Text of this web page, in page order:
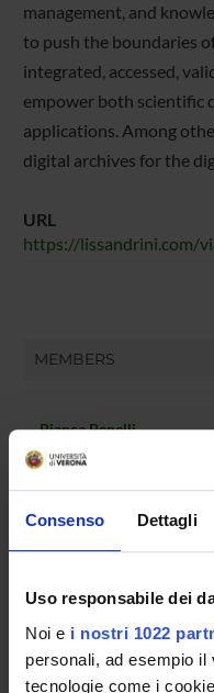
Consenso Dettagli
Uso responsabile dei
Noi e i nostri 1022
personali, ad esempio
tecnologie come i
management, and
to push the boundaries
integrated, accessed,
empower both scientific
applications. Among
digital archives for the
URL
https://lissandrini.com/
MEMBERS
Bianca Benelli
PhD student
Literatures)
Incaricato Post-doc
Literatures)
Thushari Sathsarani
PhD student